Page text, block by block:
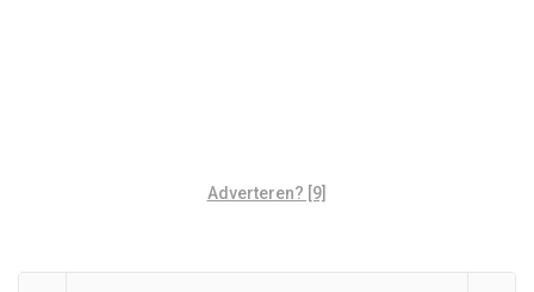
Adverteren? [9]